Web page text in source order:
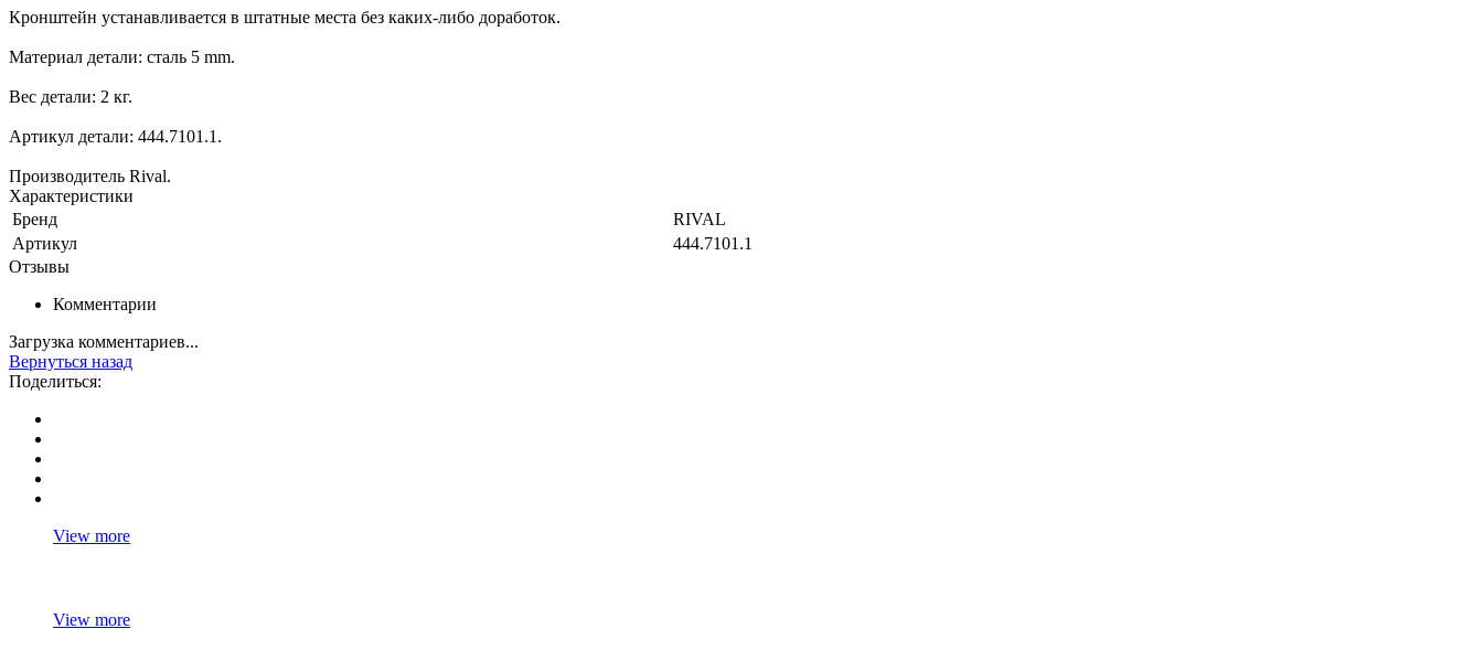
Кронштейн устанавливается в штатные места без каких-либо доработок.
Материал детали: сталь 5 mm.
Вес детали: 2 кг.
Артикул детали: 444.7101.1.
Производитель Rival.
Характеристики
Бренд
RIVAL
Артикул
444.7101.1
Отзывы
Комментарии
Загрузка комментариев...
Вернуться назад
Поделиться:
View more
View more